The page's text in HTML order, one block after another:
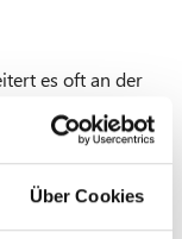
Über Cookies
es oft an der
die